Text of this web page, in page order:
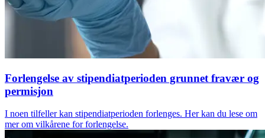
Forlengelse av stipendiatperioden grunnet fravær og
permisjon
I noen tilfeller kan stipendiatperioden forlenges. Her kan du lese om
mer om vilkårene for forlengelse.